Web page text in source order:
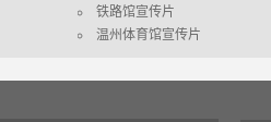
铁路馆宣传片
温州体育馆宣传片